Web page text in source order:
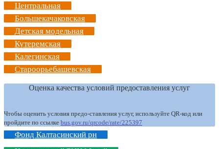
Центральная
Большекачаковская
Детская модельная
Кутеремская
Калегинская
Староорьебашевская
Оценка качества условий предоставления услуг
Чтобы оценить условия предо-ставления услуг, используйте QR-код или
пройдите по ссылке bus.gov.ru/qrcode/rate/225397
Фонд Калтасинский рн